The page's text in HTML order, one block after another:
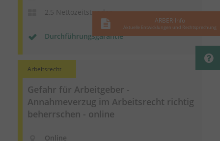
2,5 Nettozeitstunden
Durchführungsgarantie
Arbeitsrecht
Gefahr für Arbeitgeber -
Annahmeverzug im Arbeitsrecht richtig
beherrschen - online
Online
ARBER-Info
Aktuelle Entwicklungen und Rechtsprechung